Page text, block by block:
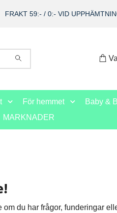
FRAKT 59:- / 0:- VID
För hemmet
Baby &
MARKNADER
du har frågor, funderingar